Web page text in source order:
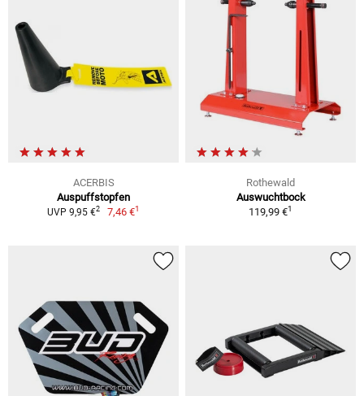
ACERBIS
Auspuffstopfen
UVP 9,95 €2 7,46 €1
Rothewald
Auswuchtbock
119,99 €1